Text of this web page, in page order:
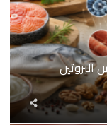
شارك
المقال